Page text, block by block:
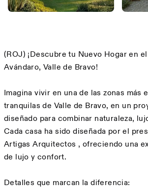
Description
(ROJ) ¡Descubre tu Nuevo Hogar en
Avándaro, Valle de Bravo!
Imagina vivir en una de las zonas más
tranquilas de Valle de Bravo, en un
diseñado para combinar naturaleza,
Cada casa ha sido diseñada por el
Artigas Arquitectos , ofreciendo una
de lujo y confort.
Detalles que marcan la diferencia: